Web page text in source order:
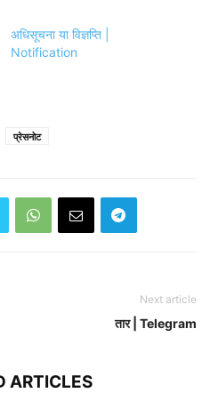
अधिसूचना या विज्ञप्ति |
Notification
प्रेसनोट
Next article
तार | Telegram
ARTICLES